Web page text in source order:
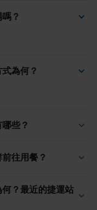
？
為何？
些？
往用餐？
？最近的捷運站